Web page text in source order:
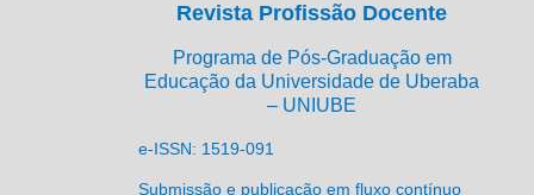
Revista Profissão Docente
Programa de Pós-Graduação em
Educação da Universidade de Uberaba
– UNIUBE
e-ISSN: 1519-091
Submissão e publicação em fluxo contínuo